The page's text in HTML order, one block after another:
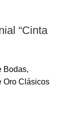
“Cinta
Bodas,
Oro Clásicos